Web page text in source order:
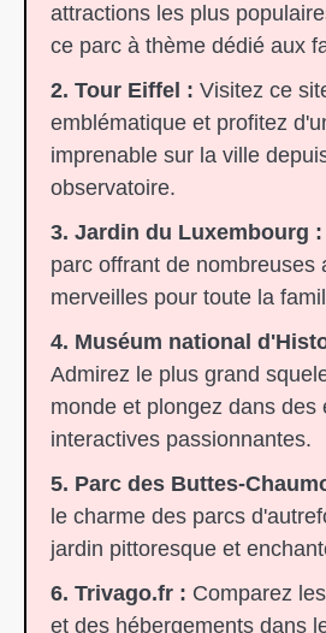
attractions les plus
ce parc à thème dédié aux
2. Tour Eiffel : Visitez ce
emblématique et profitez
imprenable sur la ville
observatoire.
3. Jardin du Luxembourg :
parc offrant de nombreuses
merveilles pour toute la
4. Muséum national
Admirez le plus grand
monde et plongez dans des
interactives passionnantes.
5. Parc des Buttes-
le charme des parcs
jardin pittoresque et
6. Trivago.fr : Comparez
et des hébergements dans